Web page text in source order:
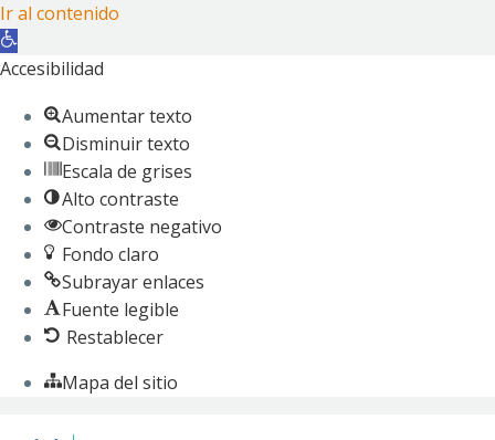
Ir al contenido
Abrir
barra
herramientas
Accesibilidad
Aumentar texto
Disminuir texto
Escala de grises
Alto contraste
Contraste negativo
Fondo claro
Subrayar enlaces
Fuente legible
Restablecer
Mapa del sitio